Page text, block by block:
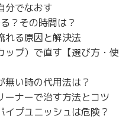
分でなおす
？その時間は？
れる原因と解決法
ップ）で直す【選び方・使
無い時の代用法は？
ーナーで治す方法とコツ
イプユニッシュは危険？